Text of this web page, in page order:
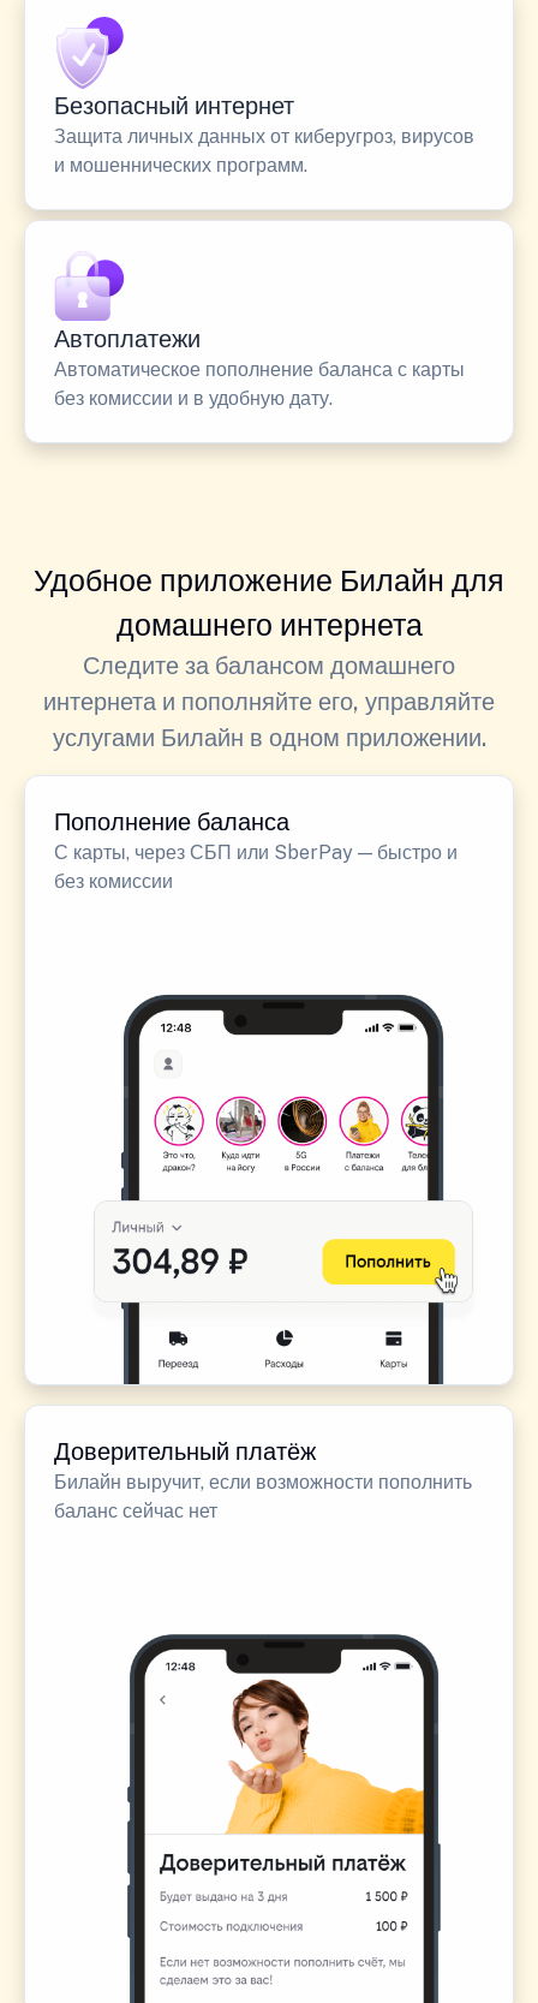
Безопасный интернет
Защита личных данных от киберугроз, вирусов
и мошеннических программ.
Автоплатежи
Автоматическое пополнение баланса с карты
без комиссии и в удобную дату.
Удобное приложение Билайн для
домашнего интернета
Следите за балансом домашнего
интернета и пополняйте его, управляйте
услугами Билайн в одном приложении.
Пополнение баланса
С карты, через СБП или SberPay — быстро и
без комиссии
Доверительный платёж
Билайн выручит, если возможности пополнить
баланс сейчас нет